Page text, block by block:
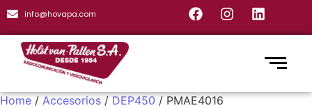
info@hovapa.com
Home/Accesorios/DEP450/ PMAE4016